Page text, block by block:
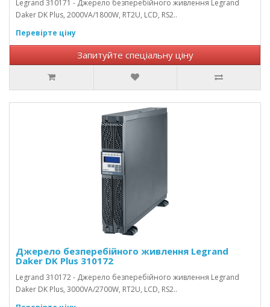
Legrand 310171 - Джерело безперебійного живлення Legrand
Daker DK Plus, 2000VA/1800W, RT2U, LCD, RS2..
Перевірте ціну
Запитуйте спеціальну ціну
Джерело безперебійного живлення Legrand
Daker DK Plus 310172
Legrand 310172 - Джерело безперебійного живлення Legrand
Daker DK Plus, 3000VA/2700W, RT2U, LCD, RS2..